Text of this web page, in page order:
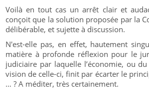
Voilà en tout cas un arrêt clair et
conçoit que la solution proposée par la
délibérable, et sujette à discussion.
N'est-elle pas, en effet, hautement
matière à profonde réflexion pour le
judiciaire par laquelle l’économie, ou
vision de celle-ci, finit par écarter le
… ? A méditer, très certainement.